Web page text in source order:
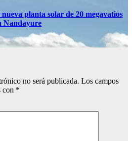
planta solar de 20 megavatios
Nandayure
no será publicada. Los campos
con *